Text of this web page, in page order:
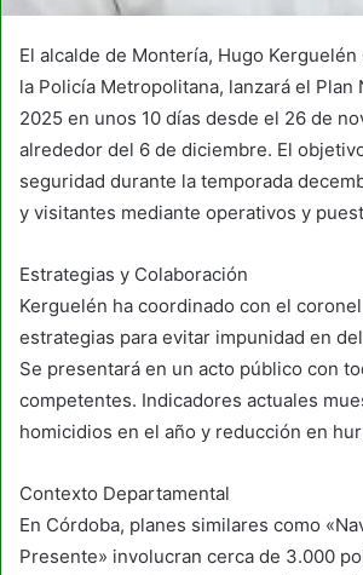
El alcalde de Montería, Hugo Kerguelén
la Policía Metropolitana, lanzará el Plan
2025 en unos 10 días desde el 26 de
alrededor del 6 de diciembre. El
seguridad durante la temporada
y visitantes mediante operativos y
Estrategias y Colaboración
Kerguelén ha coordinado con el
estrategias para evitar impunidad en
Se presentará en un acto público con
competentes. Indicadores actuales
homicidios en el año y reducción en
Contexto Departamental
En Córdoba, planes similares como
Presente» involucran cerca de 3.000